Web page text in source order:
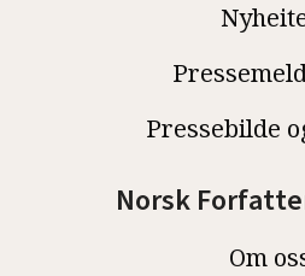
Pressebilde
Norsk
Om